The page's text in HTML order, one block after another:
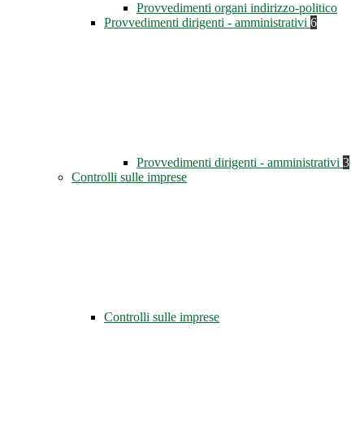
Provvedimenti organi indirizzo-politico
Provvedimenti dirigenti - amministrativi 6
Provvedimenti dirigenti - amministrativi 3
Controlli sulle imprese
Controlli sulle imprese